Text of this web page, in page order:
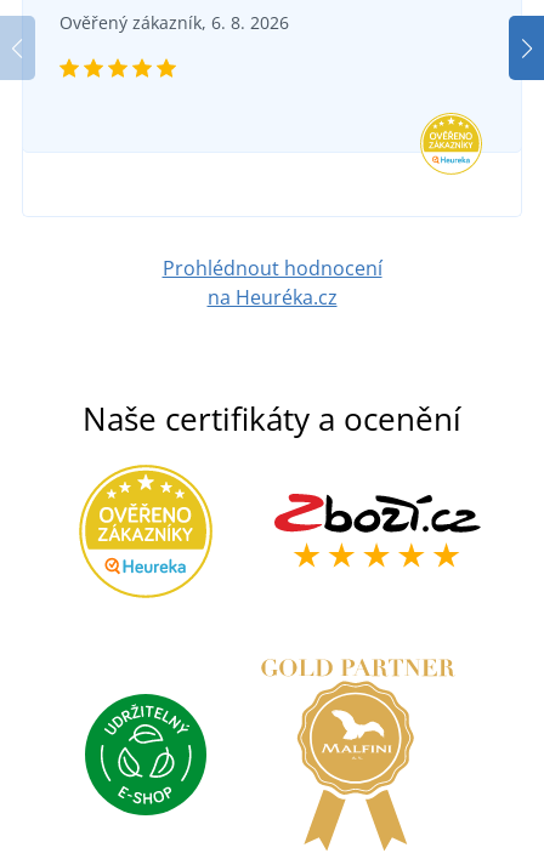
Ověřený zákazník, 6. 8. 2026
Prohlédnout hodnocení
na Heuréka.cz
Naše certifikáty a ocenění